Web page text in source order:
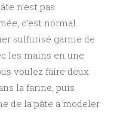
n’est pas
c’est normal.
sulfurisé garnie de
les mains en une
voulez faire deux
la farine, puis
de la pâte à modeler